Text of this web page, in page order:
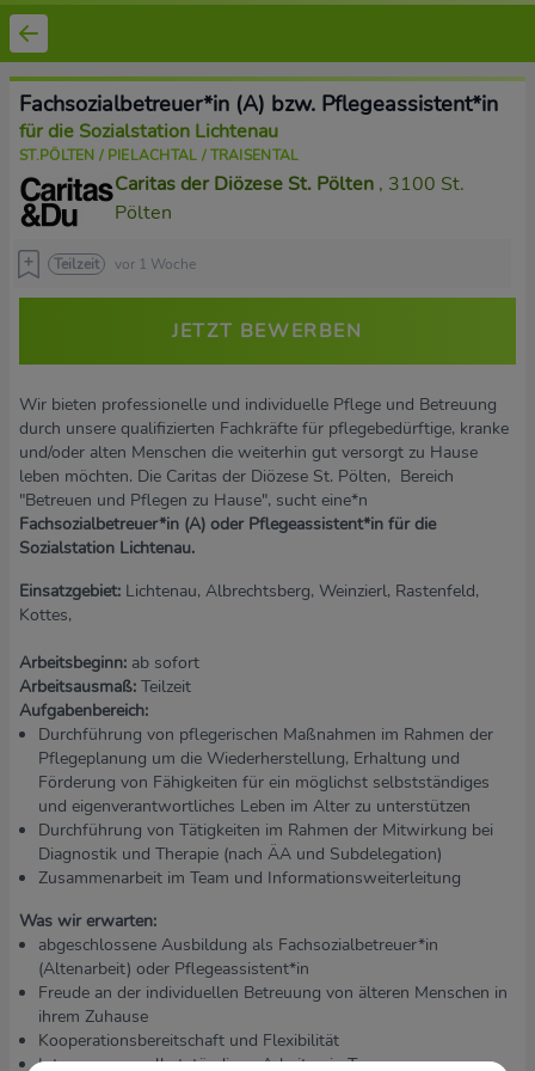
Fachsozialbetreuer*in (A) bzw. Pflegeassistent*in
für die Sozialstation Lichtenau
ST.PÖLTEN / PIELACHTAL / TRAISENTAL
Caritas der Diözese St. Pölten , 3100 St.
Pölten
Teilzeit vor 1 Woche
JETZT BEWERBEN
Wir bieten professionelle und individuelle Pflege und Betreuung
durch unsere qualifizierten Fachkräfte für pflegebedürftige, kranke
und/oder alten Menschen die weiterhin gut versorgt zu Hause
leben möchten. Die Caritas der Diözese St. Pölten, Bereich
"Betreuen und Pflegen zu Hause", sucht eine*n
Fachsozialbetreuer*in (A) oder Pflegeassistent*in für die
Sozialstation Lichtenau.
Einsatzgebiet: Lichtenau, Albrechtsberg, Weinzierl, Rastenfeld,
Kottes,
Arbeitsbeginn: ab sofort
Arbeitsausmaß: Teilzeit
Aufgabenbereich:
Durchführung von pflegerischen Maßnahmen im Rahmen der
Pflegeplanung um die Wiederherstellung, Erhaltung und
Förderung von Fähigkeiten für ein möglichst selbstständiges
und eigenverantwortliches Leben im Alter zu unterstützen
Durchführung von Tätigkeiten im Rahmen der Mitwirkung bei
Diagnostik und Therapie (nach ÄA und Subdelegation)
Zusammenarbeit im Team und Informationsweiterleitung
Was wir erwarten:
abgeschlossene Ausbildung als Fachsozialbetreuer*in
(Altenarbeit) oder Pflegeassistent*in
Freude an der individuellen Betreuung von älteren Menschen in
ihrem Zuhause
Kooperationsbereitschaft und Flexibilität
Interesse am selbstständigen Arbeiten in Team